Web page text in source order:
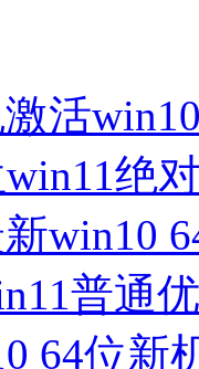
活
win11绝
win10
普通
64位